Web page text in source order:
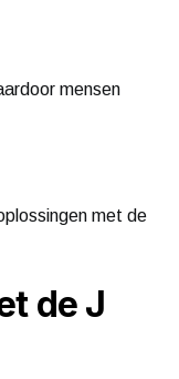
mensen
met de
de J